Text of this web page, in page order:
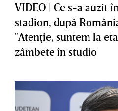
VIDEO | Ce s-a auzit
stadion, după
"Atenţie, suntem la
zâmbete în studio